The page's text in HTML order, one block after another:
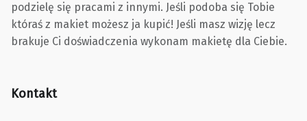
podzielę się pracami z innymi. Jeśli podoba się Tobie
któraś z makiet możesz ja kupić! Jeśli masz wizję lecz
brakuje Ci doświadczenia wykonam makietę dla Ciebie.
Kontakt